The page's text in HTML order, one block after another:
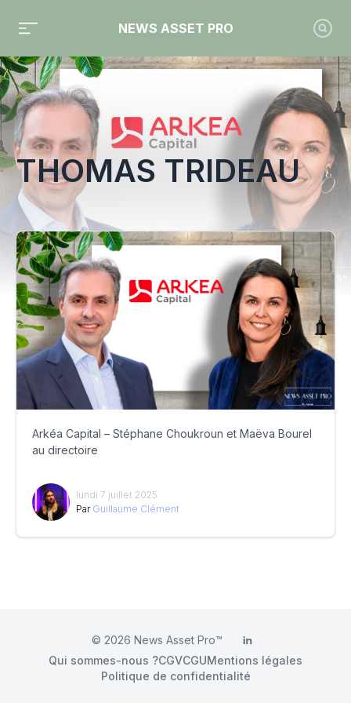
NEWS ASSET PRO
Toute l'actualité sur le tag "Thomas Trideau"
THOMAS TRIDEAU
Arkéa Capital – Stéphane Choukroun et Maëva Bourel
au directoire
lundi 7 juillet 2025
Par Guillaume Clément
© 2026 News Asset Pro™ LinkedIn
Qui sommes-nous ?CGVCGUMentions légales
Politique de confidentialité